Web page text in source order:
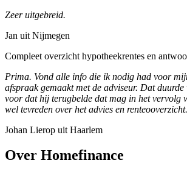
Zeer uitgebreid.
Jan uit Nijmegen
Compleet overzicht hypotheekrentes en
Prima. Vond alle info die ik nodig had voor
afspraak gemaakt met de adviseur. Dat duurde
voor dat hij terugbelde dat mag in het vervolg
wel tevreden over het advies en renteooverzicht.
Johan Lierop uit Haarlem
Over Homefinance